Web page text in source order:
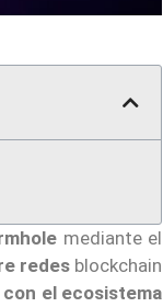
mediante el
redes blockchain
el ecosistema